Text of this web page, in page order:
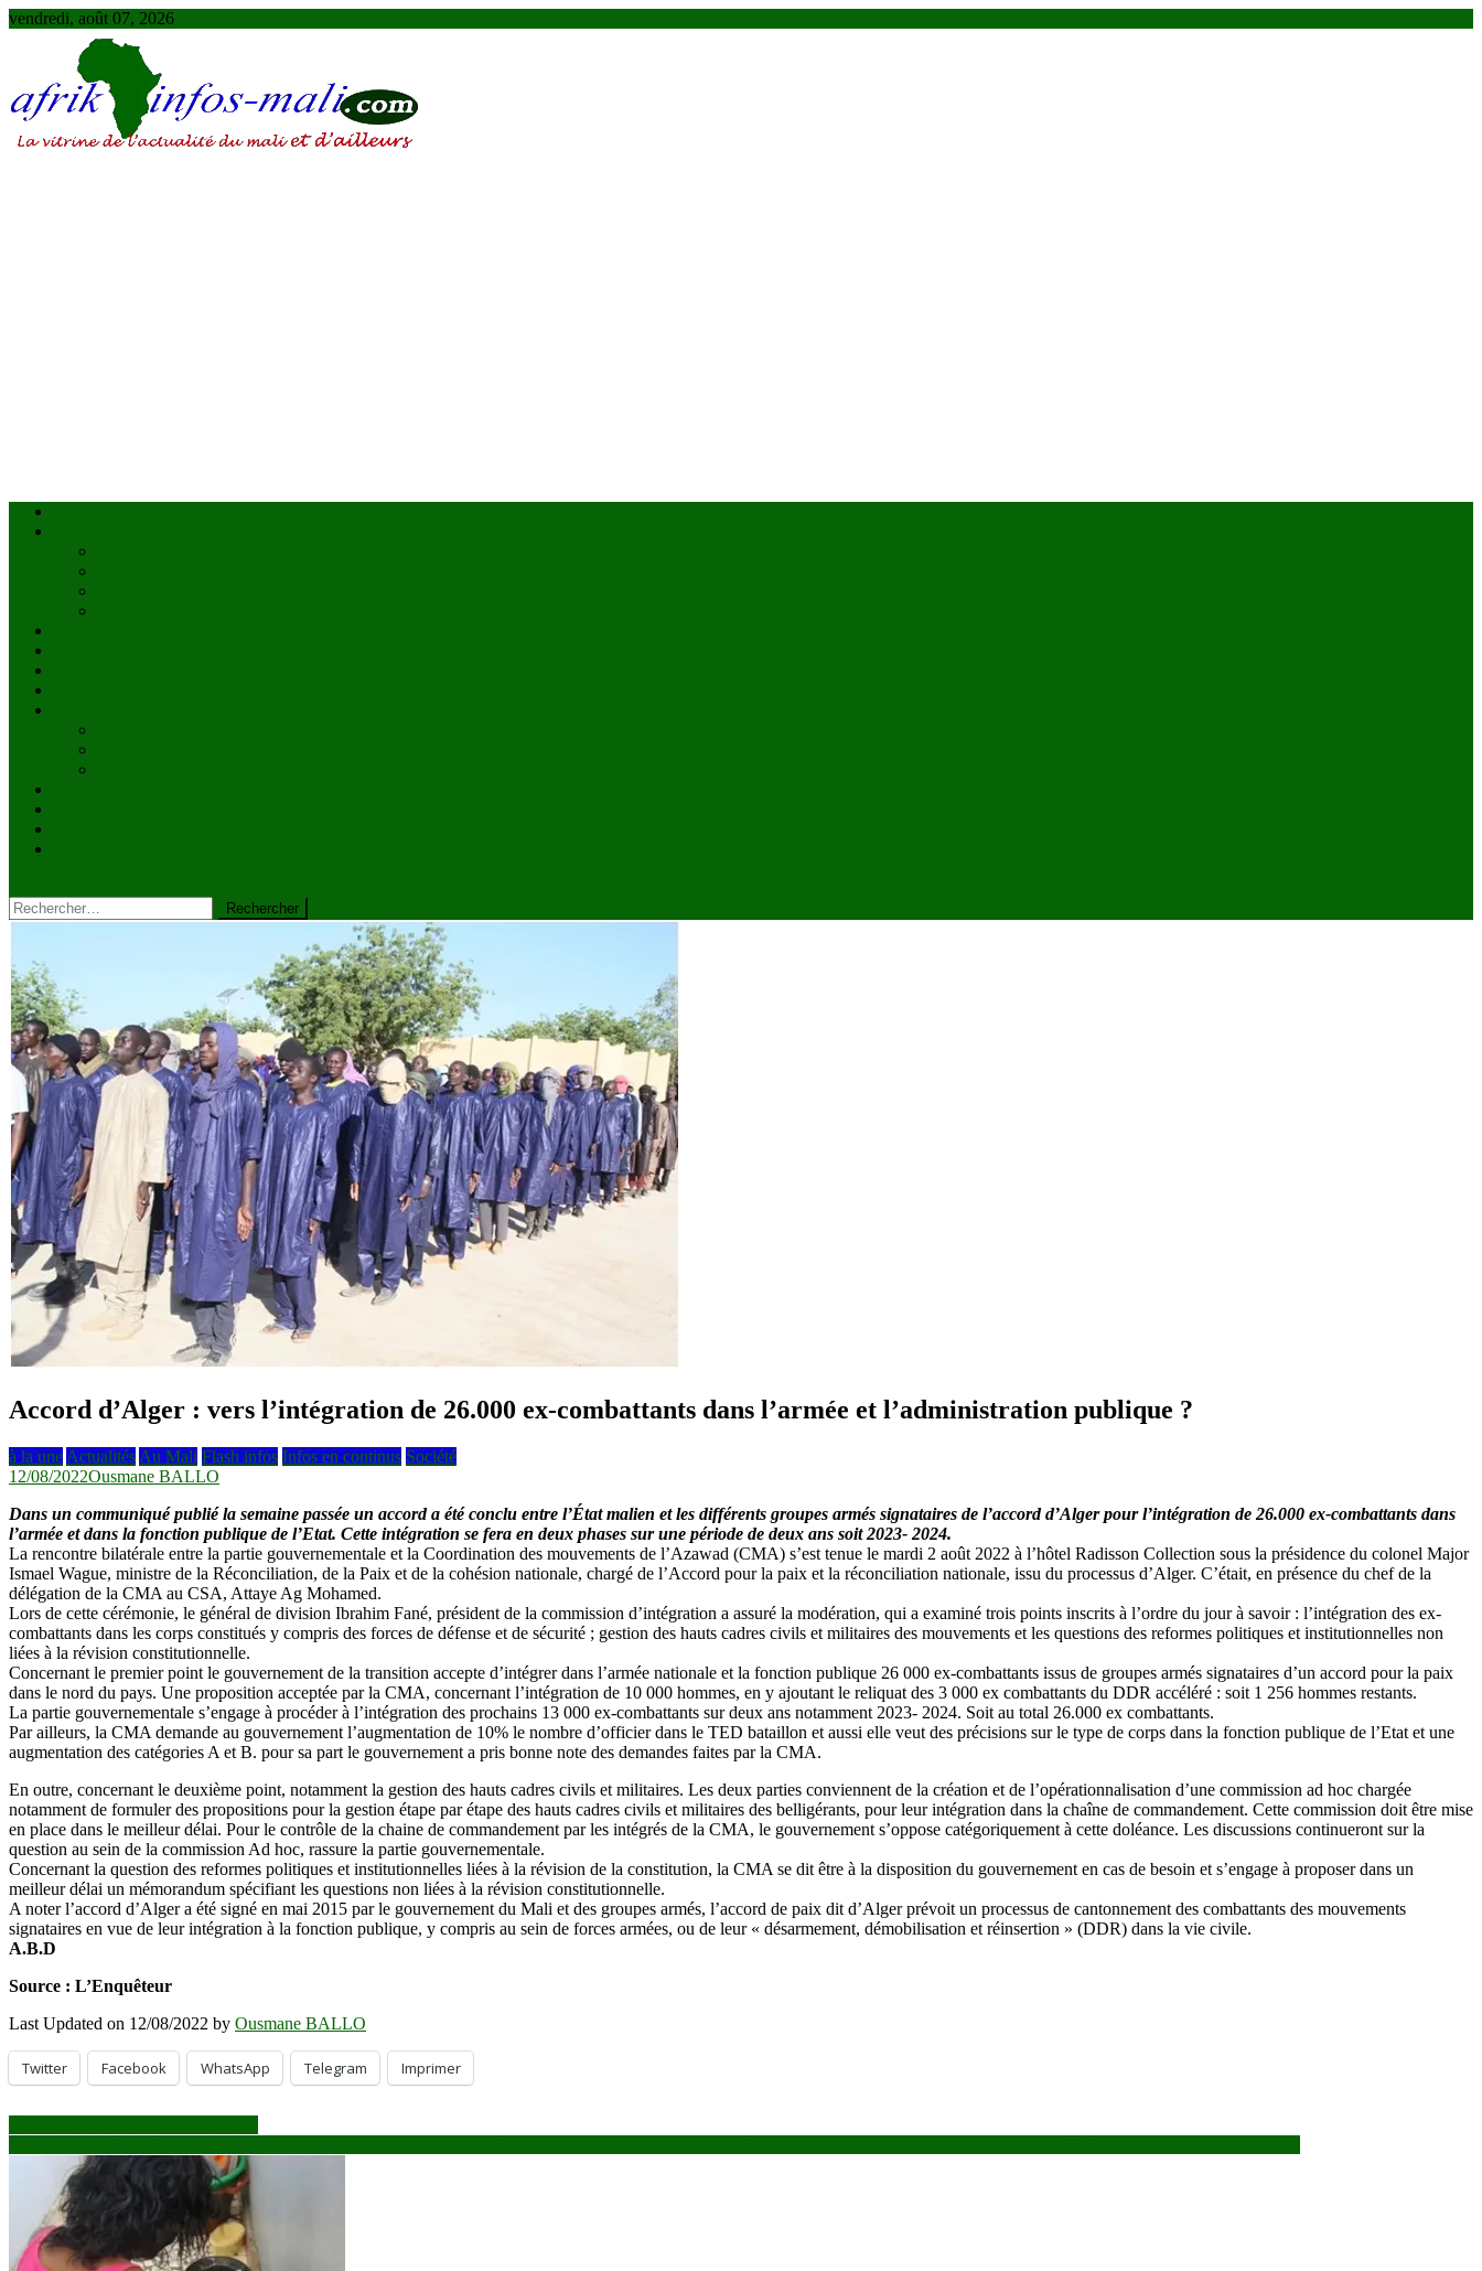
Skip
vendredi, août 07, 2026
Rechercher :
Accord d’Alger : vers l’intégration de 26.000 ex-combattants dans l’armée et l’administration publique ?
à la une Actualités Au Mali Flash infos Infos en continus Société
12/08/2022Ousmane BALLO
Dans un communiqué publié la semaine passée un accord a été conclu entre l’État malien et les différents groupes armés signataires de l’accord d’Alger pour l’intégration de 26.000 ex-combattants dans
l’armée et dans la fonction publique de l’Etat. Cette intégration se fera en deux phases sur une période de deux ans soit 2023- 2024.
La rencontre bilatérale entre la partie gouvernementale et la Coordination des mouvements de l’Azawad (CMA) s’est tenue le mardi 2 août 2022 à l’hôtel Radisson Collection sous la présidence du colonel Major
Ismael Wague, ministre de la Réconciliation, de la Paix et de la cohésion nationale, chargé de l’Accord pour la paix et la réconciliation nationale, issu du processus d’Alger. C’était, en présence du chef de la
délégation de la CMA au CSA, Attaye Ag Mohamed.
Lors de cette cérémonie, le général de division Ibrahim Fané, président de la commission d’intégration a assuré la modération, qui a examiné trois points inscrits à l’ordre du jour à savoir : l’intégration des ex-
combattants dans les corps constitués y compris des forces de défense et de sécurité ; gestion des hauts cadres civils et militaires des mouvements et les questions des reformes politiques et institutionnelles non
liées à la révision constitutionnelle.
Concernant le premier point le gouvernement de la transition accepte d’intégrer dans l’armée nationale et la fonction publique 26 000 ex-combattants issus de groupes armés signataires d’un accord pour la paix
dans le nord du pays. Une proposition acceptée par la CMA, concernant l’intégration de 10 000 hommes, en y ajoutant le reliquat des 3 000 ex combattants du DDR accéléré : soit 1 256 hommes restants.
La partie gouvernementale s’engage à procéder à l’intégration des prochains 13 000 ex-combattants sur deux ans notamment 2023- 2024. Soit au total 26.000 ex combattants.
Par ailleurs, la CMA demande au gouvernement l’augmentation de 10% le nombre d’officier dans le TED bataillon et aussi elle veut des précisions sur le type de corps dans la fonction publique de l’Etat et une
augmentation des catégories A et B. pour sa part le gouvernement a pris bonne note des demandes faites par la CMA.
En outre, concernant le deuxième point, notamment la gestion des hauts cadres civils et militaires. Les deux parties conviennent de la création et de l’opérationnalisation d’une commission ad hoc chargée
notamment de formuler des propositions pour la gestion étape par étape des hauts cadres civils et militaires des belligérants, pour leur intégration dans la chaîne de commandement. Cette commission doit être mise
en place dans le meilleur délai. Pour le contrôle de la chaine de commandement par les intégrés de la CMA, le gouvernement s’oppose catégoriquement à cette doléance. Les discussions continueront sur la
question au sein de la commission Ad hoc, rassure la partie gouvernementale.
Concernant la question des reformes politiques et institutionnelles liées à la révision de la constitution, la CMA se dit être à la disposition du gouvernement en cas de besoin et s’engage à proposer dans un
meilleur délai un mémorandum spécifiant les questions non liées à la révision constitutionnelle.
A noter l’accord d’Alger a été signé en mai 2015 par le gouvernement du Mali et des groupes armés, l’accord de paix dit d’Alger prévoit un processus de cantonnement des combattants des mouvements
signataires en vue de leur intégration à la fonction publique, y compris au sein de forces armées, ou de leur « désarmement, démobilisation et réinsertion » (DDR) dans la vie civile.
A.B.D
Source : L’Enquêteur
Last Updated on 12/08/2022 by Ousmane BALLO
Twitter Facebook WhatsApp Telegram Imprimer
Navigation
de
l’article